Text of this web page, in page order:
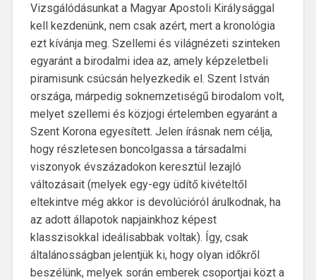
Vizsgálódásunkat a Magyar Apostoli Királysággal
kell kezdenünk, nem csak azért, mert a kronológia
ezt kívánja meg. Szellemi és világnézeti szinteken
egyaránt a birodalmi idea az, amely képzeletbeli
piramisunk csúcsán helyezkedik el. Szent István
országa, márpedig soknemzetiségű birodalom volt,
melyet szellemi és közjogi értelemben egyaránt a
Szent Korona egyesített. Jelen írásnak nem célja,
hogy részletesen boncolgassa a társadalmi
viszonyok évszázadokon keresztül lezajló
változásait (melyek egy-egy üdítő kivételtől
eltekintve még akkor is devolúcióról árulkodnak, ha
az adott állapotok napjainkhoz képest
klasszisokkal ideálisabbak voltak). Így, csak
általánosságban jelentjük ki, hogy olyan időkről
beszélünk, melyek során emberek csoportjai közt a